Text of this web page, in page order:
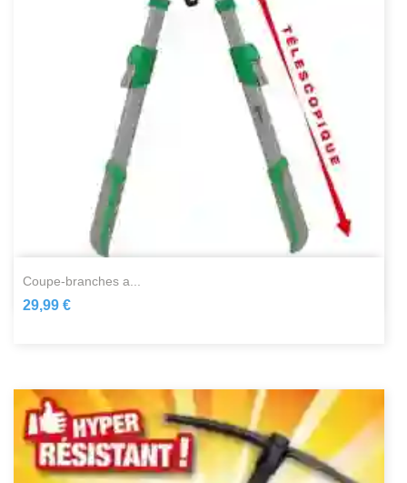
coupe-branches a...
29,99 €